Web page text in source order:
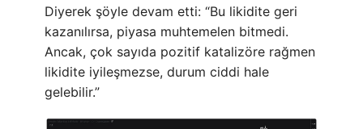
Diyerek şöyle devam etti: “Bu likidite geri
kazanılırsa, piyasa muhtemelen bitmedi.
Ancak, çok sayıda pozitif katalizöre rağmen
likidite iyileşmezse, durum ciddi hale
gelebilir.”